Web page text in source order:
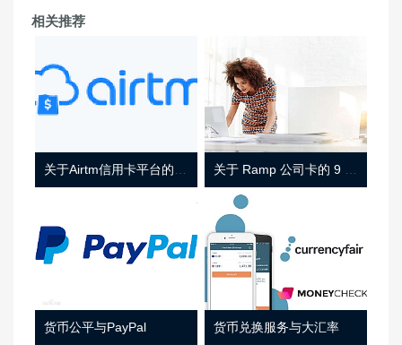
相关推荐
货币公平与PayPal 货币兑换服务与大汇率